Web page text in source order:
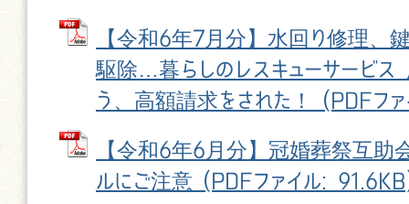
【令和6年7月分】水回り修理、
駆除…暮らしのレスキューサービ
う、高額請求をされた！ (PDFフ
【令和6年6月分】冠婚葬祭互助
ルにご注意 (PDFファイル: